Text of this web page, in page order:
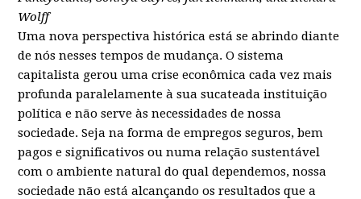
Wolff
Uma nova perspectiva histórica está se abrindo diante
de nós nesses tempos de mudança. O sistema
capitalista gerou uma crise econômica cada vez mais
profunda paralelamente à sua sucateada instituição
política e não serve às necessidades de nossa
sociedade. Seja na forma de empregos seguros, bem
pagos e significativos ou numa relação sustentável
com o ambiente natural do qual dependemos, nossa
sociedade não está alcançando os resultados que a